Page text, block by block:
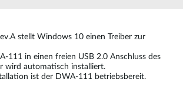
stellt Windows 10 einen Treiber zur
111 in einen freien USB 2.0 Anschluss des
wird automatisch installiert.
ist der DWA-111 betriebsbereit.